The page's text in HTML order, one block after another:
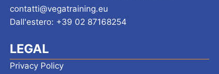
contatti@vegatraining.eu
Dall'estero: +39 02 87168254
LEGAL
Privacy Policy